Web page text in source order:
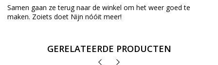
Samen gaan ze terug naar de winkel om het weer goed te
maken. Zoiets doet Nijn nóóit meer!
GERELATEERDE PRODUCTEN